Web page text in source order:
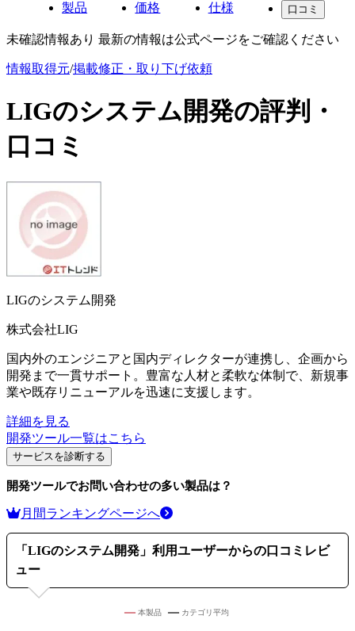
製品 価格 仕様 口コミ
未確認情報あり 最新の情報は公式ページをご確認ください
情報取得元/掲載修正・取り下げ依頼
LIGのシステム開発の評判・
口コミ
LIGのシステム開発
株式会社LIG
国内外のエンジニアと国内ディレクターが連携し、企画から
開発まで一貫サポート。豊富な人材と柔軟な体制で、新規事
業や既存リニューアルを迅速に支援します。
詳細を見る
開発ツール一覧はこちら
サービスを診断する
開発ツールでお問い合わせの多い製品は？
月間ランキングページへ
「 LIGのシステム開発 」利用ユーザーからの口コミレビ
ュー